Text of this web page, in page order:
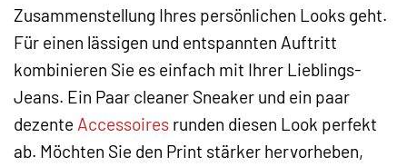
Zusammenstellung Ihres persönlichen Looks geht.
Für einen lässigen und entspannten Auftritt
kombinieren Sie es einfach mit Ihrer Lieblings-
Jeans. Ein Paar cleaner Sneaker und ein paar
dezente Accessoires runden diesen Look perfekt
ab. Möchten Sie den Print stärker hervorheben,